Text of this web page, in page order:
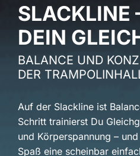
SLACKLINE
DEIN
BALANCE UND
DER
Auf der Slackline ist
Schritt trainierst Du
und Körperspannung –
Spaß eine scheinbar